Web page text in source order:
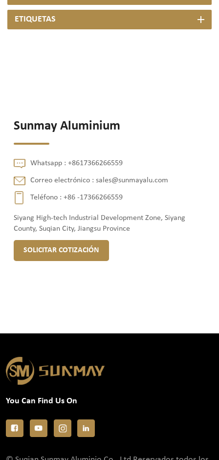
ETIQUETAS
Sunmay Aluminium
Whatsapp :+8617366266559
Correo electrónico :sales@sunmayalu.com
Teléfono :+86 -17366266559
Siyang High-tech Industrial Development Zone, Siyang
County, Suqian City, Jiangsu Province
SOLICITAR COTIZACIÓN
You Can Find Us On